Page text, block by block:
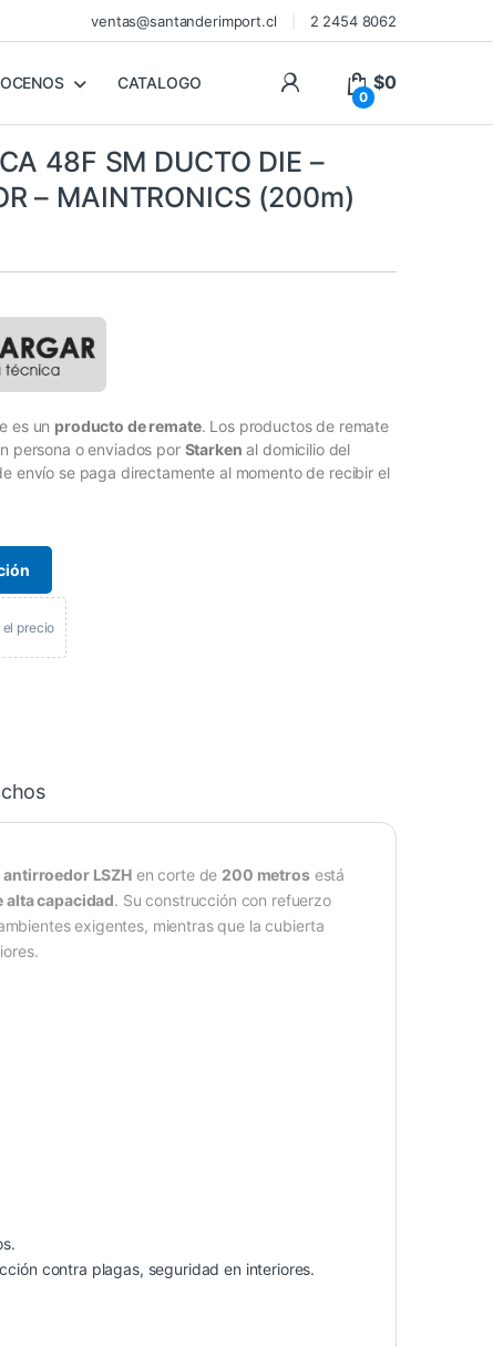
ventas@santanderimport.cl 2 2454 8062
CATALOGO
0
$0
48F SM DUCTO DIE –
– MAINTRONICS (200m)
es un producto de remate. Los productos de remate
persona o enviados por Starken al domicilio del
envío se paga directamente al momento de recibir el
el precio
LSZHen corte de 200 metrosestá
alta capacidad. Su construcción con refuerzo
exigentes, mientras que la cubierta
contra plagas, seguridad en interiores.